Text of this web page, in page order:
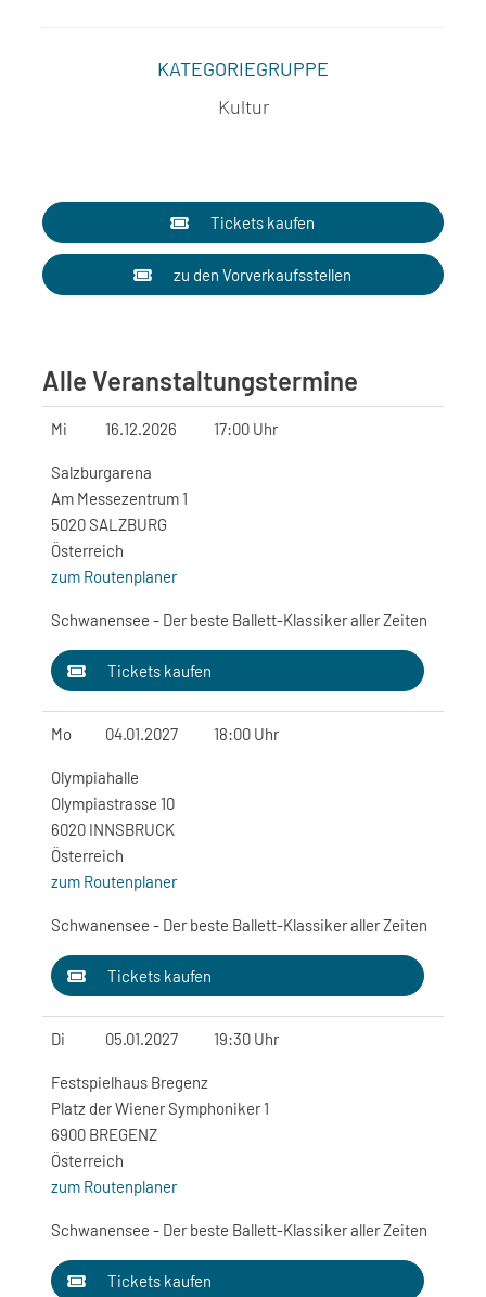
KATEGORIEGRUPPE
Kultur
Tickets kaufen
zu den Vorverkaufsstellen
Alle Veranstaltungstermine
Mi 16.12.2026 17:00 Uhr
Salzburgarena
Am Messezentrum 1
5020 SALZBURG
Österreich
zum Routenplaner
Schwanensee - Der beste Ballett-Klassiker aller Zeiten
Tickets kaufen
Mo 04.01.2027 18:00 Uhr
Olympiahalle
Olympiastrasse 10
6020 INNSBRUCK
Österreich
zum Routenplaner
Schwanensee - Der beste Ballett-Klassiker aller Zeiten
Tickets kaufen
Di 05.01.2027 19:30 Uhr
Festspielhaus Bregenz
Platz der Wiener Symphoniker 1
6900 BREGENZ
Österreich
zum Routenplaner
Schwanensee - Der beste Ballett-Klassiker aller Zeiten
Tickets kaufen